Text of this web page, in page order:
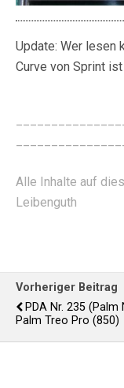
Update: Wer lesen
Curve von Sprint
Alle Inhalte auf
Leibenguth
Vorheriger Beitrag
PDA Nr. 235 (Palm
Palm Treo Pro (850)